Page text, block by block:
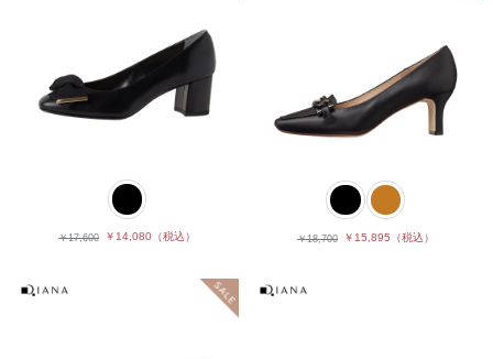
￥17,600 ￥14,080 （税込） ￥18,700 ￥15,895 （税込）